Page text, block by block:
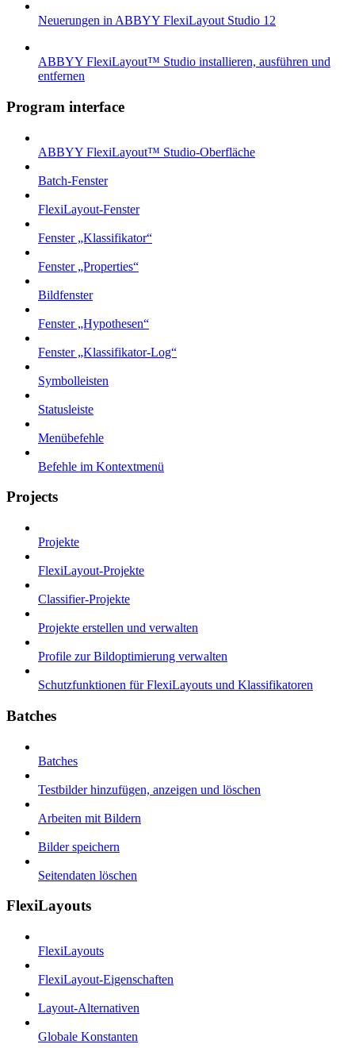
Neuerungen in ABBYY FlexiLayout Studio 12
ABBYY FlexiLayout™ Studio installieren, ausführen und
entfernen
Program interface
ABBYY FlexiLayout™ Studio-Oberfläche
Batch-Fenster
FlexiLayout-Fenster
Fenster „Klassifikator“
Fenster „Properties“
Bildfenster
Fenster „Hypothesen“
Fenster „Klassifikator-Log“
Symbolleisten
Statusleiste
Menübefehle
Befehle im Kontextmenü
Projects
Projekte
FlexiLayout-Projekte
Classifier-Projekte
Projekte erstellen und verwalten
Profile zur Bildoptimierung verwalten
Schutzfunktionen für FlexiLayouts und Klassifikatoren
Batches
Batches
Testbilder hinzufügen, anzeigen und löschen
Arbeiten mit Bildern
Bilder speichern
Seitendaten löschen
FlexiLayouts
FlexiLayouts
FlexiLayout-Eigenschaften
Layout-Alternativen
Globale Konstanten